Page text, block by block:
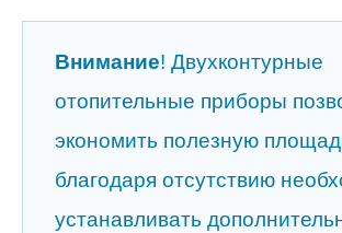
Внимание! Двухконтурные
отопительные приборы
экономить полезную
благодаря отсутствию
устанавливать